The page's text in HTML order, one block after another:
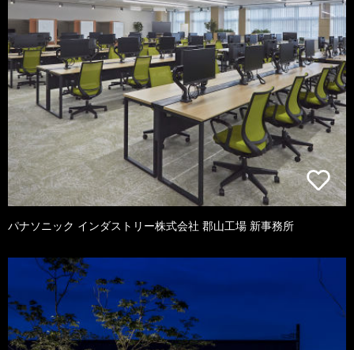
パナソニック インダストリー株式会社 郡山工場 新事務所